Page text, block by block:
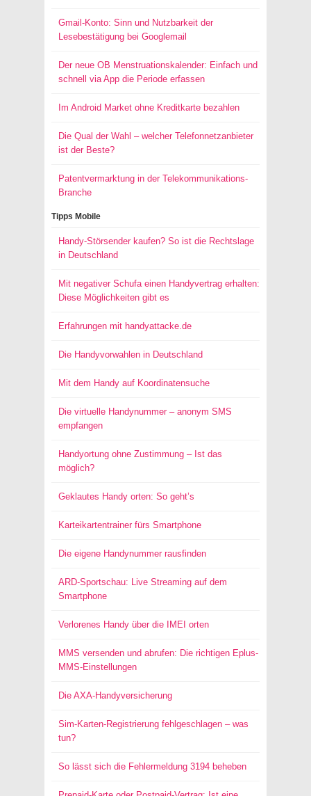
Gmail-Konto: Sinn und Nutzbarkeit der
Lesebestätigung bei Googlemail
Der neue OB Menstruationskalender: Einfach und
schnell via App die Periode erfassen
Im Android Market ohne Kreditkarte bezahlen
Die Qual der Wahl – welcher Telefonnetzanbieter
ist der Beste?
Patentvermarktung in der Telekommunikations-
Branche
Tipps Mobile
Handy-Störsender kaufen? So ist die Rechtslage
in Deutschland
Mit negativer Schufa einen Handyvertrag erhalten:
Diese Möglichkeiten gibt es
Erfahrungen mit handyattacke.de
Die Handyvorwahlen in Deutschland
Mit dem Handy auf Koordinatensuche
Die virtuelle Handynummer – anonym SMS
empfangen
Handyortung ohne Zustimmung – Ist das
möglich?
Geklautes Handy orten: So geht’s
Karteikartentrainer fürs Smartphone
Die eigene Handynummer rausfinden
ARD-Sportschau: Live Streaming auf dem
Smartphone
Verlorenes Handy über die IMEI orten
MMS versenden und abrufen: Die richtigen Eplus-
MMS-Einstellungen
Die AXA-Handyversicherung
Sim-Karten-Registrierung fehlgeschlagen – was
tun?
So lässt sich die Fehlermeldung 3194 beheben